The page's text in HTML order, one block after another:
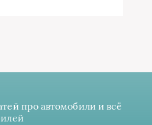
про автомобили и всё